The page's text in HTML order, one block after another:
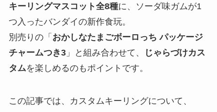
キーリングマスコット全8種に、ソーダ味ガムが1
つ入ったバンダイの新作食玩。
別売りの「 おかしなたまごボーロっち パッケージ
チャームつき3」と組み合わせて、
じゃらづけカス
タムを楽しめるのもポイントです。
この記事では、カスタムキーリングについて、